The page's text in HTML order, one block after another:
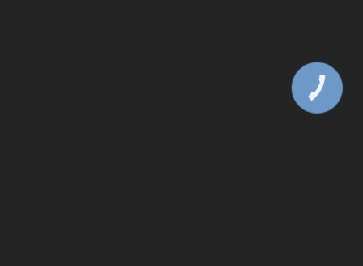
КНОПКА
ЗВ'ЯЗКУ